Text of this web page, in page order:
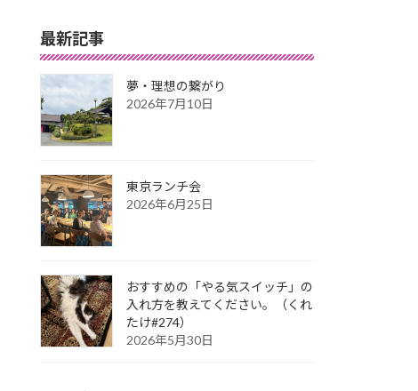
最新記事
夢・理想の繋がり
2026年7月10日
東京ランチ会
2026年6月25日
おすすめの「やる気スイッチ」の
入れ方を教えてください。（くれ
たけ#274）
2026年5月30日